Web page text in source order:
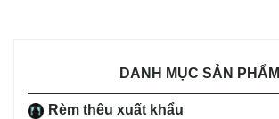
DANH MỤC SẢN PHẨM
Rèm thêu xuất khẩu